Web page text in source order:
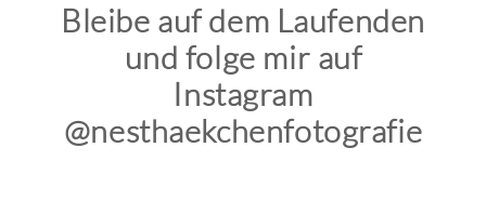
Bleibe auf dem Laufenden
und folge mir auf
Instagram
@nesthaekchenfotografie